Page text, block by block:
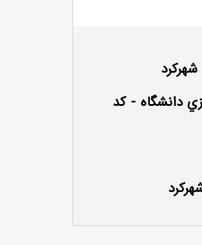
دانشگاه - كد